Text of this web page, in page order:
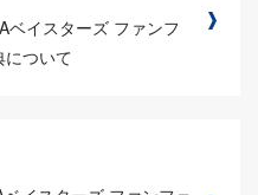
ベイスターズ ファンフ
について